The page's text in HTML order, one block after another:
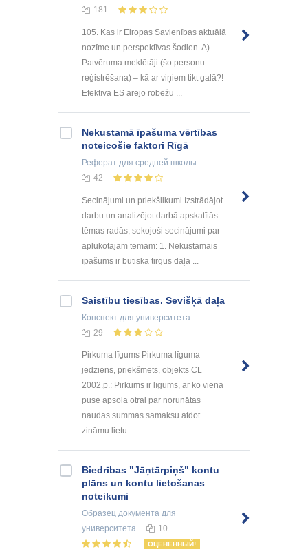
181
105. Kas ir Eiropas Savienības aktuālā
nozīme un perspektīvas šodien. A)
Patvēruma meklētāji (šo personu
reģistrēšana) – kā ar viņiem tikt galā?!
Efektīva ES ārējo robežu ...
Nekustamā īpašuma vērtības
noteicošie faktori Rīgā
Реферат для средней школы
42
Secinājumi un priekšlikumi Izstrādājot
darbu un analizējot darbā apskatītās
tēmas radās, sekojoši secinājumi par
aplūkotajām tēmām: 1. Nekustamais
īpašums ir būtiska tirgus daļa ...
Saistību tiesības. Sevišķā daļa
Конспект для университета
29
Pirkuma līgums Pirkuma līguma
jēdziens, priekšmets, objekts CL
2002.p.: Pirkums ir līgums, ar ko viena
puse apsola otrai par norunātas
naudas summas samaksu atdot
zināmu lietu ...
Biedrības "Jāņtārpiņš" kontu
plāns un kontu lietošanas
noteikumi
Образец документа для
университета
10
ОЦЕНЕННЫЙ!